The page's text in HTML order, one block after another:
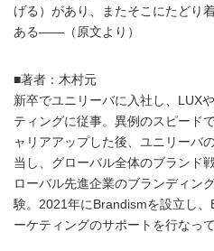
げる）があり、またそこにたどり
ある――（原文より）
■著者：木村元
新卒でユニリーバに入社し、LUX
ティングに従事。異例のスピード
ャリアアップした後、ユニリーバ
当し、グローバル全体のブランド
ローバル先進企業のブランディン
験。2021年にBrandismを設立し
ーケティングのサポートを行なって